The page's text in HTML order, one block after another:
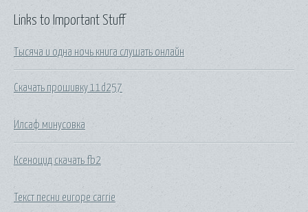
Links to Important Stuff
Тысяча и одна ночь книга слушать онлайн
Скачать прошивку 11d257
Илсаф минусовка
Ксеноцид скачать fb2
Текст песни europe carrie